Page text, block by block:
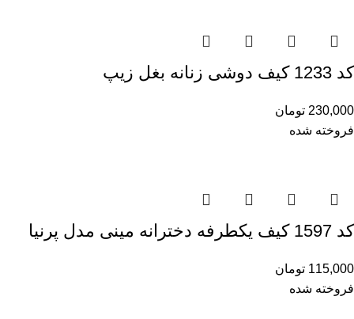
کد 1233 کیف دوشی زنانه بغل زیپ
230,000 تومان
فروخته شده
کد 1597 کیف یکطرفه دخترانه مینی مدل پرنیا
115,000 تومان
فروخته شده